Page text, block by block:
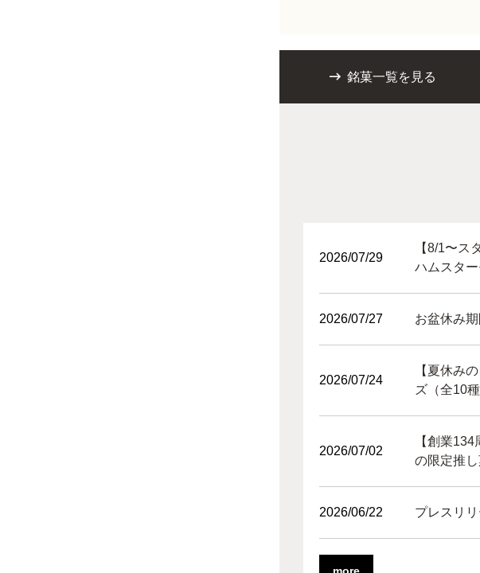
銘菓一覧を見る
2026/07/29
【8/1〜ス
ハムスタ
2026/07/27 お盆休み
2026/07/24
【夏休み
ズ（全10
2026/07/02
【創業
の限定推し
2026/06/22 プレスリ